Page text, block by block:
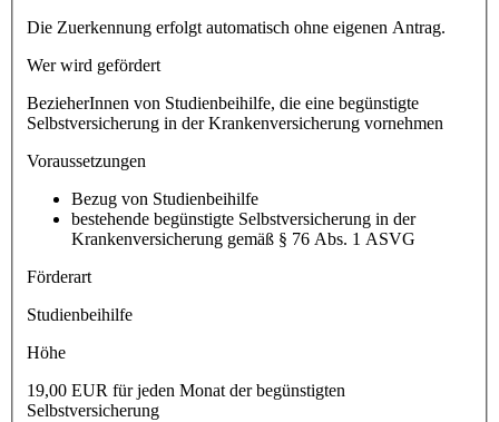
Die Zuerkennung erfolgt automatisch ohne eigenen Antrag.
Wer wird gefördert
BezieherInnen von Studienbeihilfe, die eine begünstigte
Selbstversicherung in der Krankenversicherung vornehmen
Voraussetzungen
Bezug von Studienbeihilfe
bestehende begünstigte Selbstversicherung in der
Krankenversicherung gemäß § 76 Abs. 1 ASVG
Förderart
Studienbeihilfe
Höhe
19,00 EUR für jeden Monat der begünstigten
Selbstversicherung